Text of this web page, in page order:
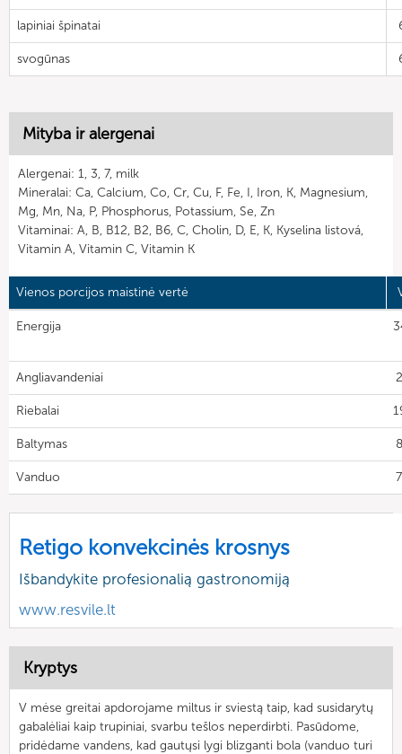
lapiniai špinatai
svogūnas
Mityba ir alergenai
Alergenai: 1, 3, 7, milk
Mineralai: Ca, Calcium, Co, Cr, Cu, F, Fe, I, Iron, K, Magnesium,
Mg, Mn, Na, P, Phosphorus, Potassium, Se, Zn
Vitaminai: A, B, B12, B2, B6, C, Cholin, D, E, K, Kyselina listová,
Vitamin A, Vitamin C, Vitamin K
Vienos porcijos maistinė vertė
Energija
Angliavandeniai
Riebalai
Baltymas
Vanduo
Retigo konvekcinės krosnys
Išbandykite profesionalią gastronomiją
www.resvile.lt
Kryptys
V mėse greitai apdorojame miltus ir sviestą taip, kad susidarytų
gabalėliai kaip trupiniai, svarbu tešlos neperdirbti. Pasūdome,
pridėdame vandens, kad gautųsi lygi blizganti bola (vanduo turi